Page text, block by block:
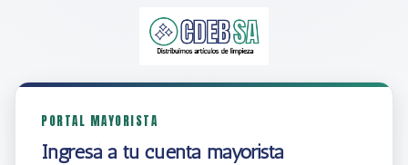
PORTAL MAYORISTA
Ingresá a tu cuenta mayorista